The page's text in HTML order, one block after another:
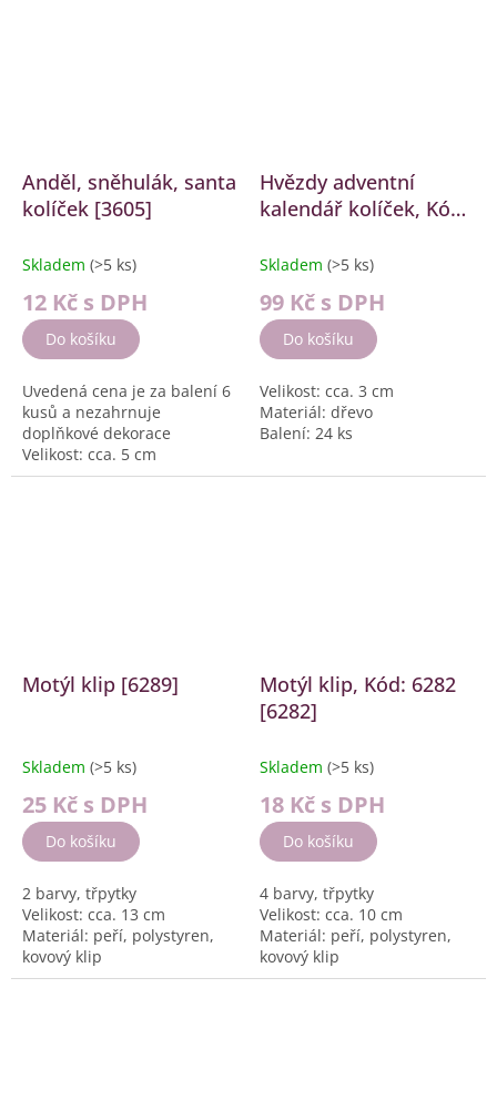
Anděl, sněhulák, santa
kolíček [3605]
Skladem (>5 ks)
12 Kč s DPH
Do košíku
Uvedená cena je za balení 6
kusů a nezahrnuje
doplňkové dekorace
Velikost: cca. 5 cm
Materiál: dřevo
Hvězdy adventní
kalendář kolíček, Kód:
Skladem (>5 ks)
99 Kč s DPH
Do košíku
Velikost: cca. 3 cm
Materiál: dřevo
Balení: 24 ks
Motýl klip [6289]
Skladem (>5 ks)
25 Kč s DPH
Do košíku
2 barvy, třpytky
Velikost: cca. 13 cm
Materiál: peří, polystyren,
kovový klip
Balení: 12 ks, displej box
Motýl klip, Kód: 6282
[6282]
Skladem (>5 ks)
18 Kč s DPH
Do košíku
4 barvy, třpytky
Velikost: cca. 10 cm
Materiál: peří, polystyren,
kovový klip
Balení: 12 ks, displej box